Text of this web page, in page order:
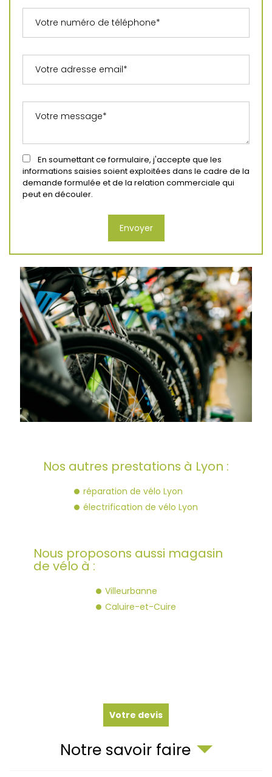
En soumettant ce formulaire, j'accepte que les
informations saisies soient exploitées dans le cadre de la
demande formulée et de la relation commerciale qui
peut en découler.
Nos autres prestations à Lyon :
réparation de vélo Lyon
électrification de vélo Lyon
Nous proposons aussi magasin
de vélo à :
Villeurbanne
Caluire-et-Cuire
Votre devis
Notre savoir faire